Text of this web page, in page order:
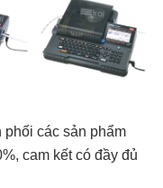
các sản phẩm
cam kết có đầy đủ